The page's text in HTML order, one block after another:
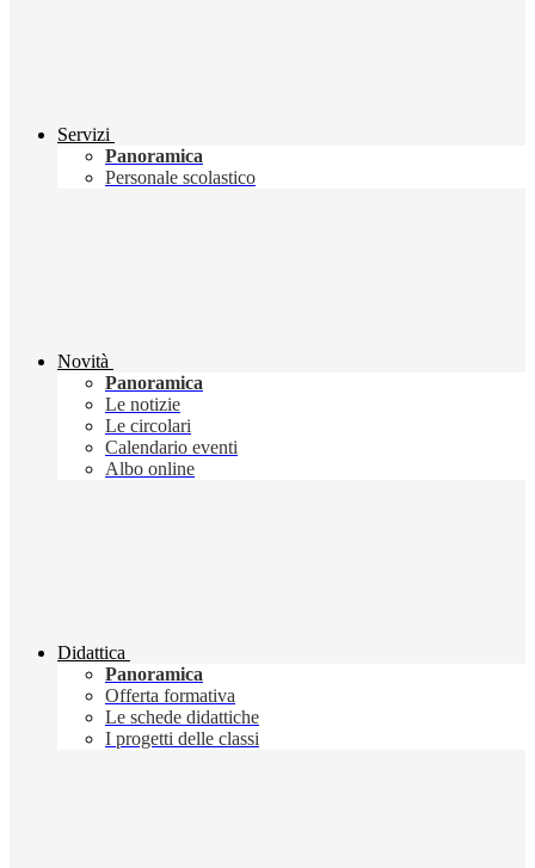
Servizi
Panoramica
Personale scolastico
Novità
Panoramica
Le notizie
Le circolari
Calendario eventi
Albo online
Didattica
Panoramica
Offerta formativa
Le schede didattiche
I progetti delle classi